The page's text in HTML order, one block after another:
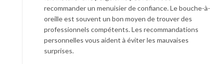
recommander un menuisier de confiance. Le bouche-à-
oreille est souvent un bon moyen de trouver des
professionnels compétents. Les recommandations
personnelles vous aident à éviter les mauvaises
surprises.